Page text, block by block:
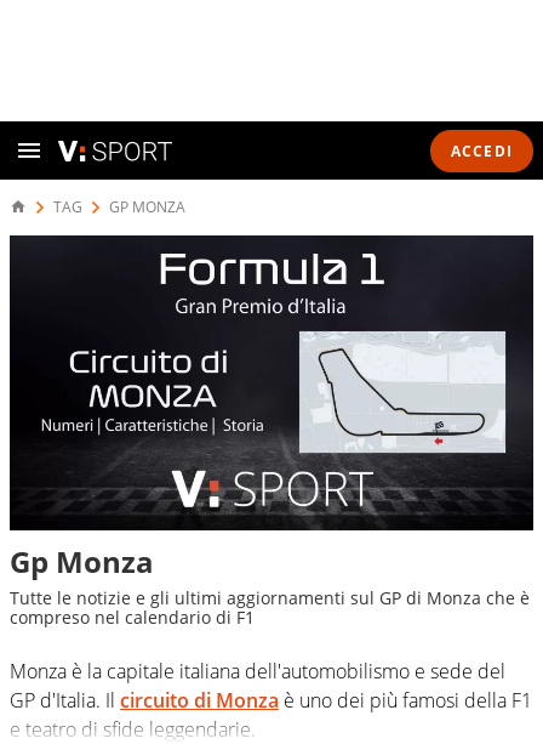
ACCEDI
TAG GP MONZA
Gp Monza
Tutte le notizie e gli ultimi aggiornamenti sul GP di Monza che è
compreso nel calendario di F1
Monza è la capitale italiana dell'automobilismo e sede del
GP d'Italia. Il circuito di Monza è uno dei più famosi della F1
e teatro di sfide leggendarie.